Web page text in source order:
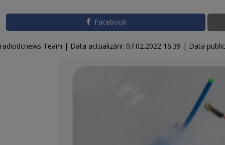
Facebook
radiodcnews Team | Data actualizării: 07.02.2022 16:39 | Data